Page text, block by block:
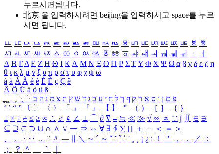
누르시면됩니다.
北京 을 입력하시려면 beijing을 입력하시고 space를 누르
시면 됩니다.
ㅥ ㅦ ㅧ ㅨ ㅩ ㅪ ㅫ ㅬ ㅭ ㅮ ㅯ ㅰ ㅱ ㅲ ㅳ ㅴ ㅵ ㅶ ㅷ ㅸ
ㅹ
ㅺ ㅻ ㅼ ㅽ ㅾ ㅿ ㆀ ㆁ ㆂ ㆃ ㆄ ㆅ ㆆ ㆇ ㆈ ㆉ ㆊ ㆋ ㆌ ㆍ
ㆎ
Α Β ΓΔ Ε Ζ Η Θ Ι ΚΛ Μ Ν Ξ Ο Π Ρ Σ ΤΥ Φ Χ Ψ Ω α β γ δ ε ζ η
θ ι κ λ μ ν ξ ο π ρ σ τ υ φ χ ψ ω
á à Á À é è É È ç Ç ê
Ä Ö Ü ä ö ü ß
ִֶֹ ֻּ ׁׂ פ ם ן ו ט א ר ק ף ך ל ח י ע כ ג ד ש ץ ת צ מ נ ה ב
‘ ’ “ ” 〔 〕 〈 〉 「 」 『 』 【 】 ＂ （ ） ［ ］ ｛ ｝
± × ÷ ≠ ≤ ≥ ∞ ∴ ♂ ♀ ∠ ⊥ ⌒ ∂ ∇ ≡ ≒ ≪ ≫ √ ∽ ∝ ∵ ∫ ∬ ∈ ∋
⊆ ⊇ ⊂ ⊃ ∪ ∩ ∧ ∨ ￢ ⇒ ⇔ ∀ ∃ ∮ ∑ ∏ ＋ － ＜ ＝
＞
、
。 · ‥ … ¨ 〃 ― ＼ ∼ ´ ～ ˇ ˘ ˝ ˚ ˙ ¸ ¡ ¿ ː ！ ＇ ， ． ／
：
；
？ ＾ ｀